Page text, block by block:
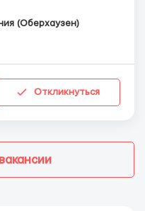
(Оберхаузен)
Откликнуться